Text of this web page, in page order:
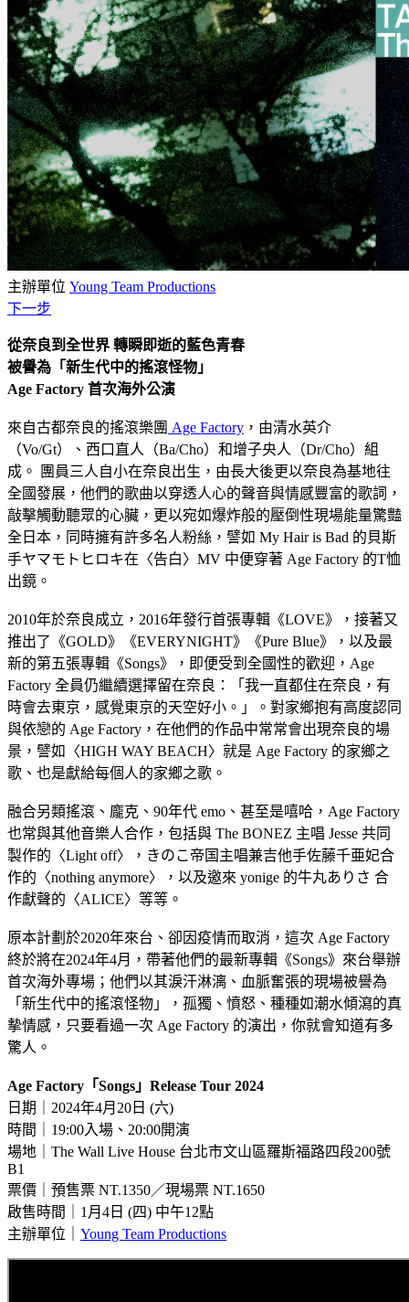
主辦單位 Young Team Productions
下一步
從奈良到全世界 轉瞬即逝的藍色青春
被譽為「新生代中的搖滾怪物」
Age Factory 首次海外公演
來自古都奈良的搖滾樂團 Age Factory ，由清水英介
（Vo/Gt）、西口直人（Ba/Cho）和增子央人（Dr/Cho）組
成。 團員三人自小在奈良出生，由長大後更以奈良為基地往
全國發展，他們的歌曲以穿透人心的聲音與情感豐富的歌詞，
敲擊觸動聽眾的心臟，更以宛如爆炸般的壓倒性現場能量驚豔
全日本，同時擁有許多名人粉絲，譬如 My Hair is Bad 的貝斯
手ヤマモトヒロキ在〈告白〉MV 中便穿著 Age Factory 的T恤
出鏡。
2010年於奈良成立，2016年發行首張專輯《LOVE》，接著又
推出了《GOLD》《EVERYNIGHT》《Pure Blue》，以及最
新的第五張專輯《Songs》，即便受到全國性的歡迎，Age
Factory 全員仍繼續選擇留在奈良：「我一直都住在奈良，有
時會去東京，感覺東京的天空好小。」。對家鄉抱有高度認同
與依戀的 Age Factory，在他們的作品中常常會出現奈良的場
景，譬如〈HIGH WAY BEACH〉就是 Age Factory 的家鄉之
歌、也是獻給每個人的家鄉之歌。
融合另類搖滾、龐克、90年代 emo、甚至是嘻哈，Age Factory
也常與其他音樂人合作，包括與 The BONEZ 主唱 Jesse 共同
製作的〈Light off〉，きのこ帝国主唱兼吉他手佐藤千亜妃合
作的〈nothing anymore〉，以及邀來 yonige 的牛丸ありさ 合
作獻聲的〈ALICE〉等等。
原本計劃於2020年來台、卻因疫情而取消，這次 Age Factory
終於將在2024年4月，帶著他們的最新專輯《Songs》來台舉辦
首次海外專場；他們以其淚汗淋漓、血脈奮張的現場被譽為
「新生代中的搖滾怪物」，孤獨、憤怒、種種如潮水傾瀉的真
摰情感，只要看過一次 Age Factory 的演出，你就會知道有多
驚人。
Age Factory「Songs」Release Tour 2024
日期｜2024年4月20日 (六)
時間｜19:00入場、20:00開演
場地｜The Wall Live House 台北市文山區羅斯福路四段200號
B1
票價｜預售票 NT.1350／現場票 NT.1650
啟售時間｜1月4日 (四) 中午12點
主辦單位｜ Young Team Productions